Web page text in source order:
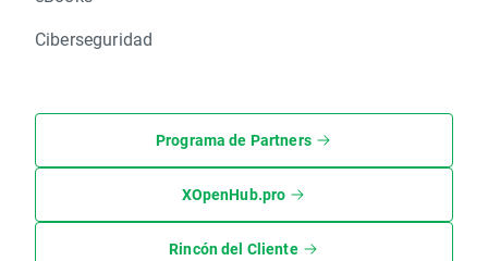
Ciberseguridad
Programa de Partners
XOpenHub.pro
Rincón del Cliente